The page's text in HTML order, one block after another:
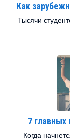
Как
Тысячи
7 главных
Когда